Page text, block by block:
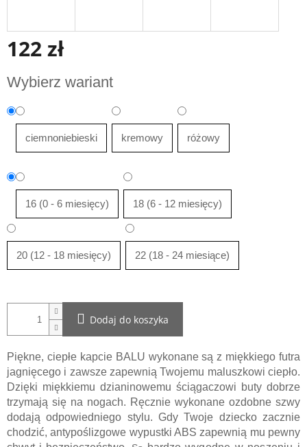
122 zł
jednostkowa:
Wybierz wariant
ciemnoniebieski kremowy różowy
16 (0 - 6 miesięcy) 18 (6 - 12 miesięcy)
20 (12 - 18 miesięcy) 22 (18 - 24 miesiące)
Dodaj do koszyka
Piękne, ciepłe kapcie BALU wykonane są z miękkiego futra
jagnięcego i zawsze zapewnią Twojemu maluszkowi ciepło.
Dzięki miękkiemu dzianinowemu ściągaczowi buty dobrze
trzymają się na nogach. Ręcznie wykonane ozdobne szwy
dodają odpowiedniego stylu. Gdy Twoje dziecko zacznie
chodzić, antypoślizgowe wypustki ABS zapewnią mu pewny